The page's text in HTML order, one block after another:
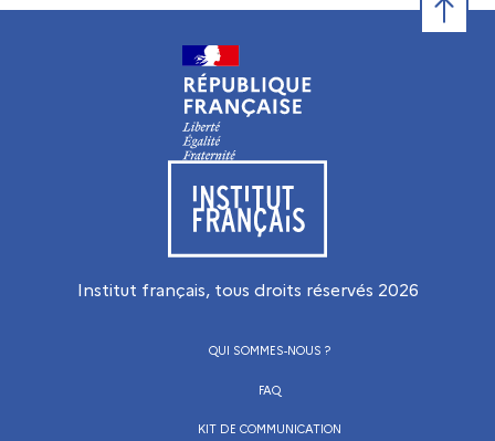
Visiter le site de l’Institut français
Institut français, tous droits réservés 2026
QUI SOMMES-NOUS ?
FAQ
KIT DE COMMUNICATION